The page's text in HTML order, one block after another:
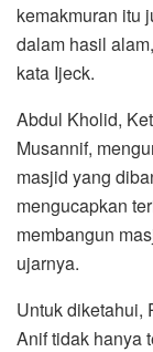
kemakmuran itu
dalam hasil
kata Ijeck.
Abdul Kholid,
Musannif,
masjid yang
mengucapkan
membangun
ujarnya.
Untuk diketahui,
Anif tidak hanya